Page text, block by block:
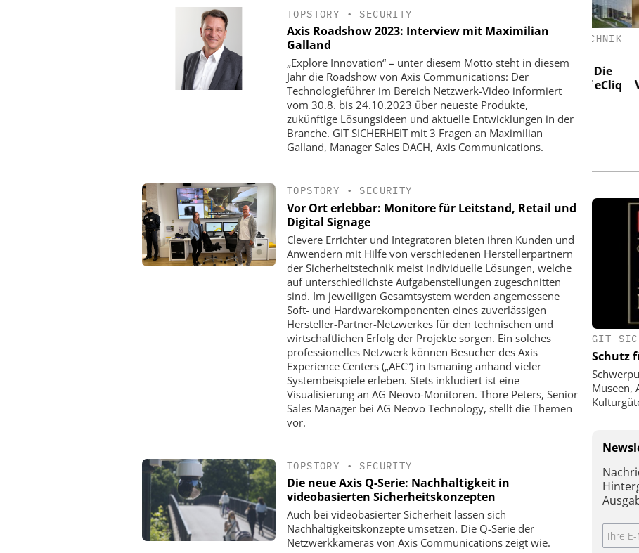
TOPSTORY • SECURITY
Axis Roadshow 2023: Interview mit Maximilian
Galland
„Explore Innovation“ – unter diesem Motto steht in diesem
Jahr die Roadshow von Axis Communications: Der
Technologieführer im Bereich Netzwerk-Video informiert
vom 30.8. bis 24.10.2023 über neueste Produkte,
zukünftige Lösungsideen und aktuelle Entwicklungen in der
Branche. GIT SICHERHEIT mit 3 Fragen an Maximilian
Galland, Manager Sales DACH, Axis Communications.
TOPSTORY • SECURITY
Vor Ort erlebbar: Monitore für Leitstand, Retail und
Digital Signage
Clevere Errichter und Integratoren bieten ihren Kunden und
Anwendern mit Hilfe von verschiedenen Herstellerpartnern
der Sicherheitstechnik meist individuelle Lösungen, welche
auf unterschiedlichste Aufgabenstellungen zugeschnitten
sind. Im jeweiligen Gesamtsystem werden angemessene
Soft- und Hardwarekomponenten eines zuverlässigen
Hersteller-Partner-Netzwerkes für den technischen und
wirtschaftlichen Erfolg der Projekte sorgen. Ein solches
professionelles Netzwerk können Besucher des Axis
Experience Centers („AEC“) in Ismaning anhand vieler
Systembeispiele erleben. Stets inkludiert ist eine
Visualisierung an AG Neovo-Monitoren. Thore Peters, Senior
Sales Manager bei AG Neovo Technology, stellt die Themen
vor.
TOPSTORY • SECURITY
Die neue Axis Q-Serie: Nachhaltigkeit in
videobasierten Sicherheitskonzepten
Auch bei videobasierter Sicherheit lassen sich
Nachhaltigkeitskonzepte umsetzen. Die Q-Serie der
Netzwerkkameras von Axis Communications zeigt wie.
HANWHA VISION EUROPE
KI-Videoüberwachung in der Logistik:
Wie Hanwha Vision Sicherheit,
Effizienz und Verlustprävention neu
definiert
ASSA ABLOY SICHERHEITSTECHNIK
Schließtechnik im Wandel: Die
Merkur Spiel-Arena setzt auf eCliq
GIT
Schutz
Museen,